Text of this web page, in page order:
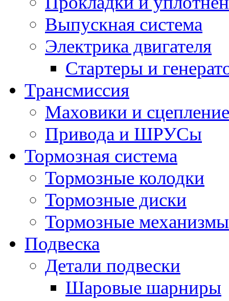
Выпускная система
Электрика двигателя
Стартеры и
Трансмиссия
Маховики и сцепление
Привода и ШРУСы
Тормозная система
Тормозные колодки
Тормозные диски
Тормозные механизмы
Подвеска
Детали подвески
Шаровые шарниры